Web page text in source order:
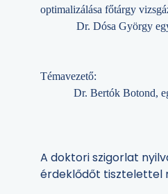
optimalizálása főtárgy
Dr. Dósa György
Témavezető:
Dr. Bertók Botond,
A doktori szigorlat
érdeklődőt tisztelettel